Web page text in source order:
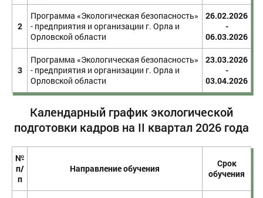
2
Программа «Экологическая безопасность»
- предприятия и организации г. Орла и
Орловской области
26.02.2026
-
06.03.2026
3
Программа «Экологическая безопасность»
- предприятия и организации г. Орла и
Орловской области
23.03.2026
-
03.04.2026
Календарный график экологической
подготовки кадров на II квартал 2026 года
№
п/
п
Направление обучения
Срок
обучения